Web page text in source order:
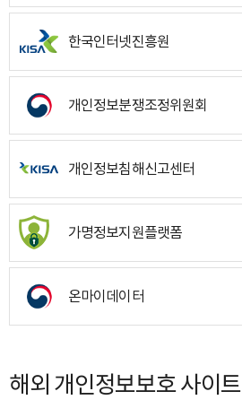
한국인터넷진흥원
개인정보분쟁조정위원회
개인정보침해신고센터
가명정보지원플랫폼
온마이데이터
해외 개인정보보호 사이트